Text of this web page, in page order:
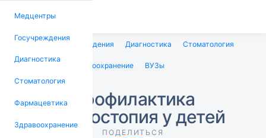
Медцентры
Госучреждения
Диагностика
Стоматология
Фармацевтика
Здравоохранение
Медцентры Госучреждения Диагностика Стоматология
Фармацевтика Здравоохранение ВУЗы
Профилактика
плоскостопия у детей
ПОДЕЛИТЬСЯ